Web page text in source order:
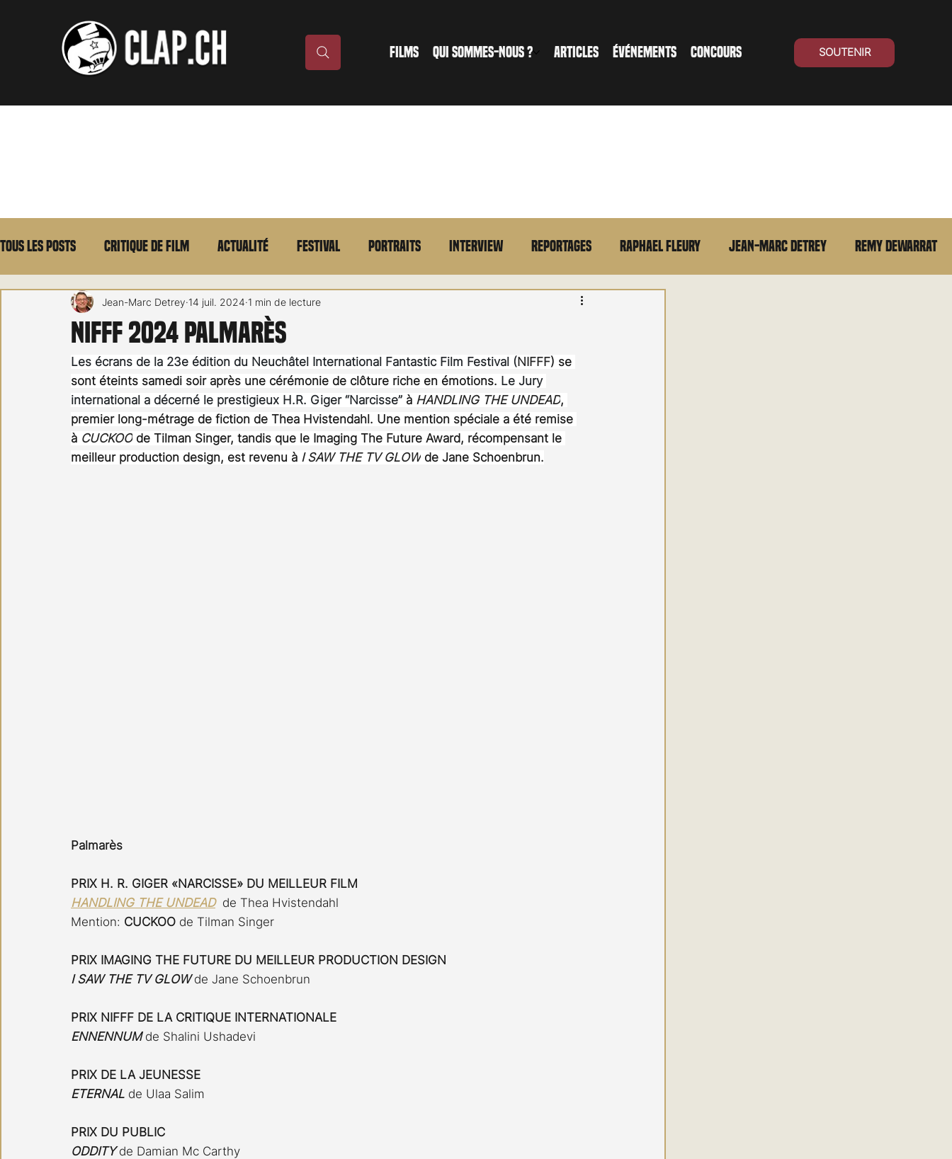
FILMS QUI SOMMES-NOUS ? ARTICLES ÉVÉNEMENTS CONCOURS SOUTENIR
Tous les posts Critique de film Actualité Festival Portraits Interview Reportages Raphael Fleury Jean-Marc Detrey Remy Dewarrat
Max Borg Laurent Scherlen Memento En bref
Carnet noir Open Air Série TV Stéfanie Rossier Streaming Stefanie Rossier
NIFFF 2024 palmarès
Jean-Marc Detrey 14 juil. 2024 1 min de lecture
Les écrans de la 23e édition du Neuchâtel International Fantastic Film Festival ( NIFFF) se
sont éteints samedi soir après une cérémonie de clôture riche en émotions. Le Jury
international a décerné le prestigieux H.R. Giger “Narcisse” à HANDLING THE UNDEAD,
premier long-métrage de fiction de Thea Hvistendahl. Une mention spéciale a été remise
à CUCKOO de Tilman Singer, tandis que le Imaging The Future Award, récompensant le
meilleur production design, est revenu à I SAW THE TV GLOW de Jane Schoenbrun.
Palmarès
PRIX H. R. GIGER «NARCISSE» DU MEILLEUR FILM
HANDLING THE UNDEAD de Thea Hvistendahl
Mention: CUCKOO de Tilman Singer
PRIX IMAGING THE FUTURE DU MEILLEUR PRODUCTION DESIGN
I SAW THE TV GLOW de Jane Schoenbrun
PRIX NIFFF DE LA CRITIQUE INTERNATIONALE
ENNENNUM de Shalini Ushadevi
PRIX DE LA JEUNESSE
ETERNAL de Ulaa Salim
PRIX DU PUBLIC
ODDITY de Damian Mc Carthy